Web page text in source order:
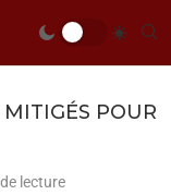
MITIGÉS POUR
lecture